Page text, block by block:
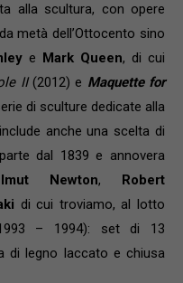
alla scultura, con opere
metà dell’Ottocento sino
e Mark Queen, di cui
II(2012) e Maquette for
di sculture dedicate alla
anche una scelta di
dal 1839 e annovera
Newton, Robert
di cui troviamo, al lotto
– 1994): set di 13
di legno laccato e chiusa